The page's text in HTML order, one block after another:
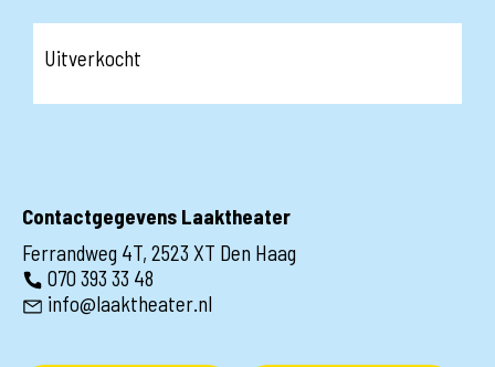
Uitverkocht
Contactgegevens Laaktheater
Ferrandweg 4T, 2523 XT Den Haag
070 393 33 48
info@laaktheater.nl